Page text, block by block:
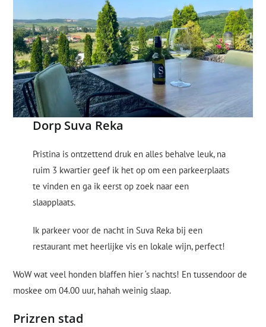
Dorp Suva Reka
Pristina is ontzettend druk en alles behalve leuk, na
ruim 3 kwartier geef ik het op om een parkeerplaats
te vinden en ga ik eerst op zoek naar een
slaapplaats.
Ik parkeer voor de nacht in Suva Reka bij een
restaurant met heerlijke vis en lokale wijn, perfect!
WoW wat veel honden blaffen hier ‘s nachts! En tussendoor de
moskee om 04.00 uur, hahah weinig slaap.
Prizren stad